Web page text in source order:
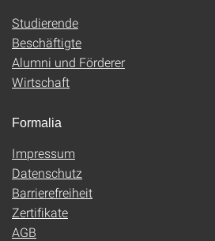
Studierende
Beschäftigte
Alumni und Förderer
Wirtschaft
Formalia
Impressum
Datenschutz
Barrierefreiheit
Zertifikate
AGB